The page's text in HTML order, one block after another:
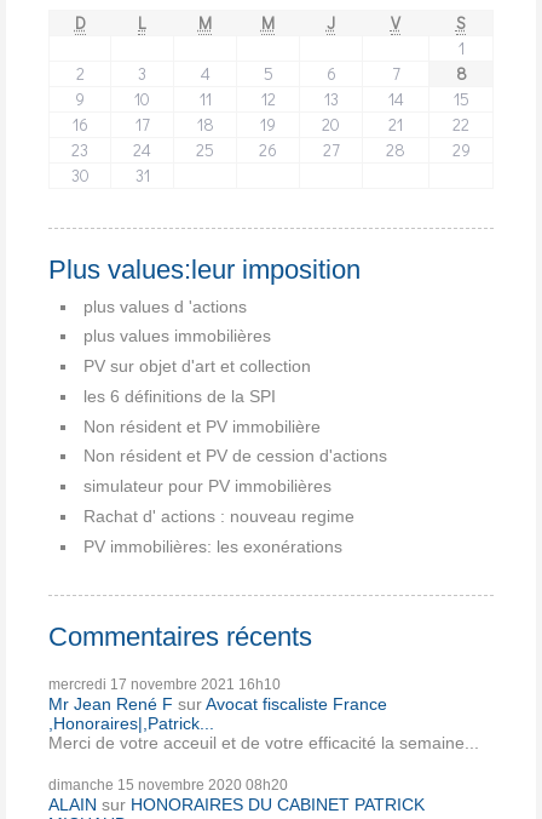
D L M M J V
S
1
2
3 4 5 6 7
8
9
10 11 12 13 14
15
16
17 18 19 20 21
22
23
24 25 26 27 28
29
30
31
Plus values:leur imposition
plus values d 'actions
plus values immobilières
PV sur objet d'art et collection
les 6 définitions de la SPI
Non résident et PV immobilière
Non résident et PV de cession d'actions
simulateur pour PV immobilières
Rachat d' actions : nouveau regime
PV immobilières: les exonérations
Commentaires récents
mercredi 17 novembre 2021 16h10
Mr Jean René F surAvocat fiscaliste France
,Honoraires|,Patrick...
Merci de votre acceuil et de votre efficacité la semaine...
dimanche 15 novembre 2020 08h20
ALAIN sur HONORAIRES DU CABINET PATRICK